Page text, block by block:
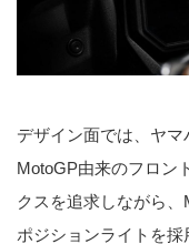
デザイン面では、ヤマ
MotoGP由来のフロン
クスを追求しながら
ポジションライトを